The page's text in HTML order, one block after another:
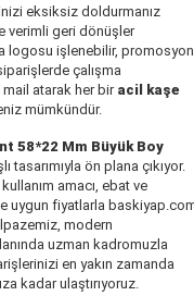
eksiksiz doldurmanız
verimli geri dönüşler
logosu işlenebilir, promosyon
çalışma
atarak her bir acil kaşe
mümkündür.
58*22 Mm Büyük Boy
tasarımıyla ön plana çıkıyor.
amacı, ebat ve
uygun fiyatlarla
modern
uzman kadromuzla
en yakın zamanda
kadar ulaştırıyoruz.